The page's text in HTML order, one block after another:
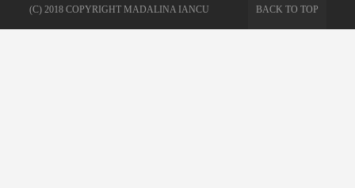
(C) 2018 COPYRIGHT MADALINA IANCU BACK TO TOP